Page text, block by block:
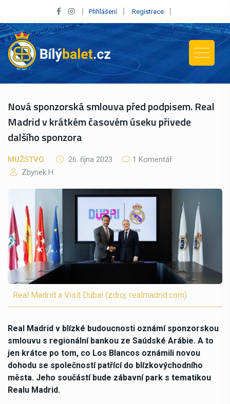
Přihlášení Registrace
Nová sponzorská smlouva před podpisem. Real
Madrid v krátkém časovém úseku přivede
dalšího sponzora
MUŽSTVO 26. října 2023
1 Komentář
Zbynek H.
Real Madrid a Visit Dubai (zdroj: realmadrid.com)
Real Madrid v blízké budoucnosti oznámí sponzorskou
smlouvu s regionální bankou ze Saúdské Arábie. A to
jen krátce po tom, co Los Blancos oznámili novou
dohodu se společností patřící do blízkovýchodního
města. Jeho součástí bude zábavní park s tematikou
Realu Madrid.